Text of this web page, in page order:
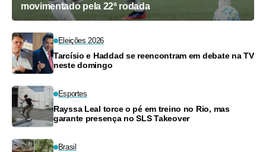
movimentado pela 22ª rodada
Eleições 2026
Tarcísio e Haddad se reencontram em debate na TV
neste domingo
Esportes
Rayssa Leal torce o pé em treino no Rio, mas
garante presença no SLS Takeover
Brasil